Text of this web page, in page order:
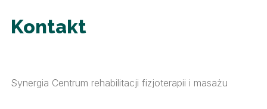
Kontakt
Synergia Centrum rehabilitacji fizjoterapii i masażu